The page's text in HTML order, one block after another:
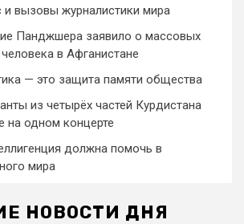
и вызовы журналистики мира
Панджшера заявило о массовых
в Афганистане
— это защита памяти общества
из четырёх частей Курдистана
на одном концерте
должна помочь в
мира
НОВОСТИ ДНЯ